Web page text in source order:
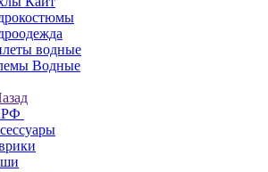
водные
Водные